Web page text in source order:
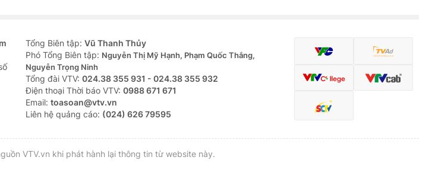
Tổng Biên tập: Vũ Thanh Thủy
Phó Tổng Biên tập: Nguyễn Thị Mỹ Hạnh, Phạm Quốc Thắng,
Nguyễn Trọng Ninh
Tổng đài VTV: 024.38 355 931 - 024.38 355 932
Ðiện thoại Thời báo VTV: 0988 671 671
Email: toasoan@vtv.vn
Liên hệ quảng cáo: (024) 626 79595
VTV.vn khi phát hành lại thông tin từ website này.